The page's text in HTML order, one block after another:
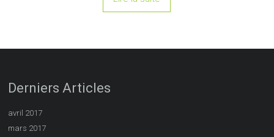
Derniers Articles
avril 2017
mars 2017